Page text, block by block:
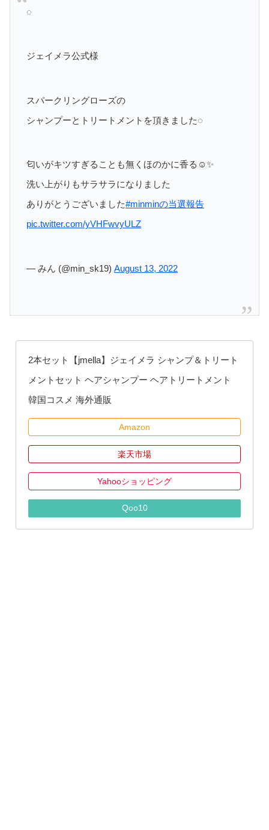
◌
ジェイメラ公式様
スパークリングローズの
シャンプーとトリートメントを頂きました◌
匂いがキツすぎることも無くほのかに香る☺️✨
洗い上がりもサラサラになりました
ありがとうございました#minminの当選報告
pic.twitter.com/yVHFwvyULZ
— みん (@min_sk19) August 13, 2022
2本セット【jmella】ジェイメラ シャンプ＆トリート
メントセット ヘアシャンプー ヘアトリートメント
韓国コスメ 海外通販
Amazon
楽天市場
Yahooショッピング
Qoo10